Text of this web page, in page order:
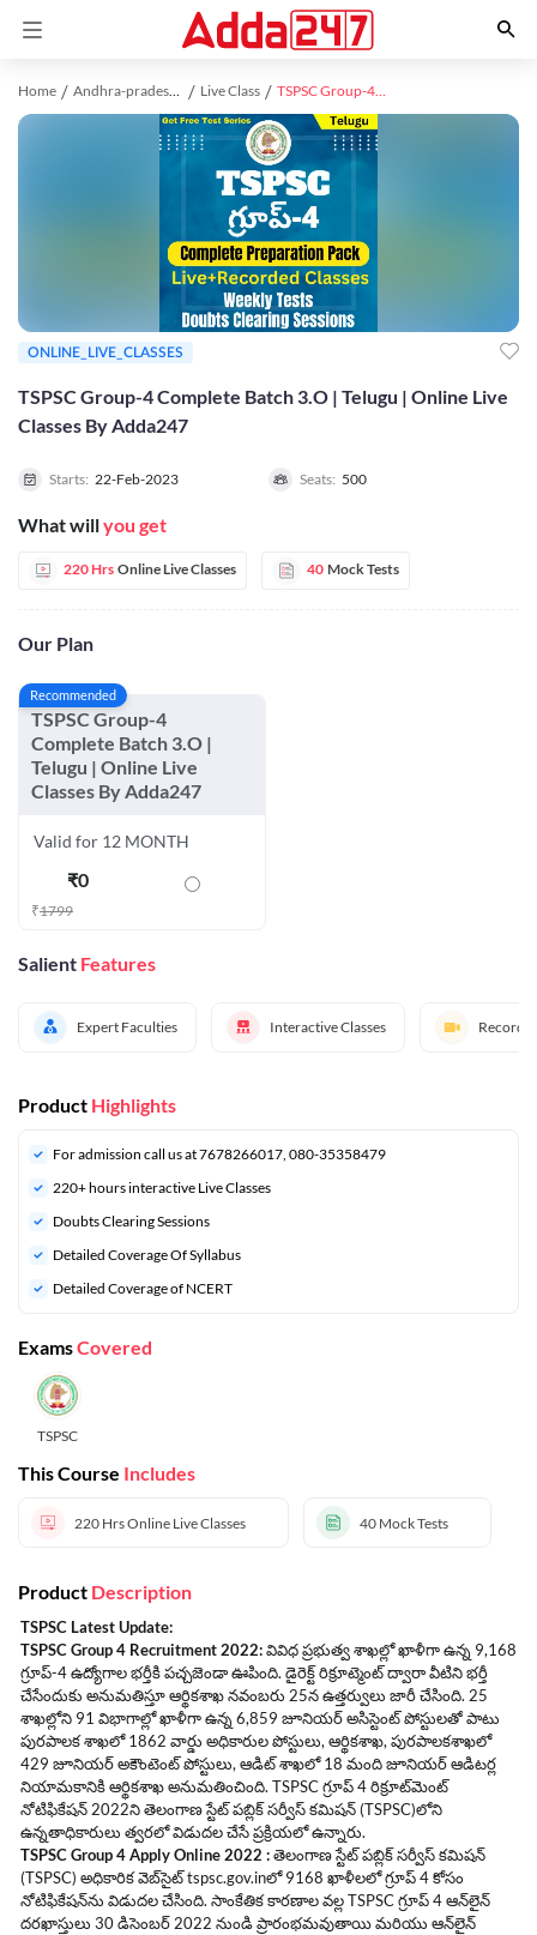
Home Andhra-pradesh study material Live Class TSPSC Group-4 Complete Batch 3.O | Telugu | Online Live Classes By Adda247
TSPSC Group-4 Complete Batch 3.O | Telugu | Online Live
Classes By Adda247
Starts: 22-Feb-2023 Seats: 500
What willyou get
220 Hrs Online Live Classes 40 Mock Tests
Our Plan
Recommended
TSPSC Group-4
Complete Batch 3.O |
Telugu | Online Live
Classes By Adda247
Valid for 12 MONTH
₹0
₹1799
Salient Features
Expert Faculties Interactive Classes
ONLINE_LIVE_CLASSES
Product Highlights
For admission call us at 7678266017, 080-35358479
220+ hours interactive Live Classes
Doubts Clearing Sessions
Detailed Coverage Of Syllabus
Detailed Coverage of NCERT
ExamsCovered
TSPSC
This Course Includes
220 HrsOnline Live Classes 40 Mock Tests
Product Description
TSPSC Latest Update:
TSPSC Group 4 Recruitment 2022:వివిధ ప్రభుత్వ శాఖల్లో ఖాళీగా ఉన్న 9,168
గ్రూప్-4 ఉద్యోగాల భర్తీకి పచ్చజెండా ఊపింది. డైరెక్ట్ రిక్రూట్మెంట్ ద్వారా వీటిని భర్తీ
చేసేందుకు అనుమతిస్తూ ఆర్థికశాఖ నవంబరు 25న ఉత్తర్వులు జారీ చేసింది. 25
శాఖల్లోని 91 విభాగాల్లో ఖాళీగా ఉన్న 6,859 జూనియర్ అసిస్టెంట్ పోస్టులతో పాటు
పురపాలక శాఖలో 1862 వార్డు అధికారుల పోస్టులు, ఆర్థికశాఖ, పురపాలకశాఖలో
429 జూనియర్ అకౌంటెంట్ పోస్టులు, ఆడిట్ శాఖలో 18 మంది జూనియర్ ఆడిటర్ల
నియామకానికి ఆర్థికశాఖ అనుమతించింది. TSPSC గ్రూప్ 4 రిక్రూట్‌మెంట్
నోటిఫికేషన్ 2022ని తెలంగాణ స్టేట్ పబ్లిక్ సర్వీస్ కమిషన్ (TSPSC)లోని
ఉన్నతాధికారులు త్వరలో విడుదల చేసే ప్రక్రియలో ఉన్నారు.
TSPSC Group 4 Apply Online 2022 :తెలంగాణ స్టేట్ పబ్లిక్ సర్వీస్ కమిషన్
(TSPSC) అధికారిక వెబ్‌సైట్tspsc.gov.inలో 9168 ఖాళీలలో గ్రూప్ 4 కోసం
నోటిఫికేషన్‌ను విడుదల చేసింది. సాంకేతిక కారణాల వల్ల TSPSC గ్రూప్ 4 ఆన్‌లైన్
దరఖాస్తులు 30 డిసెంబర్ 2022 నుండి ప్రారంభమవుతాయి మరియు ఆన్‌లైన్